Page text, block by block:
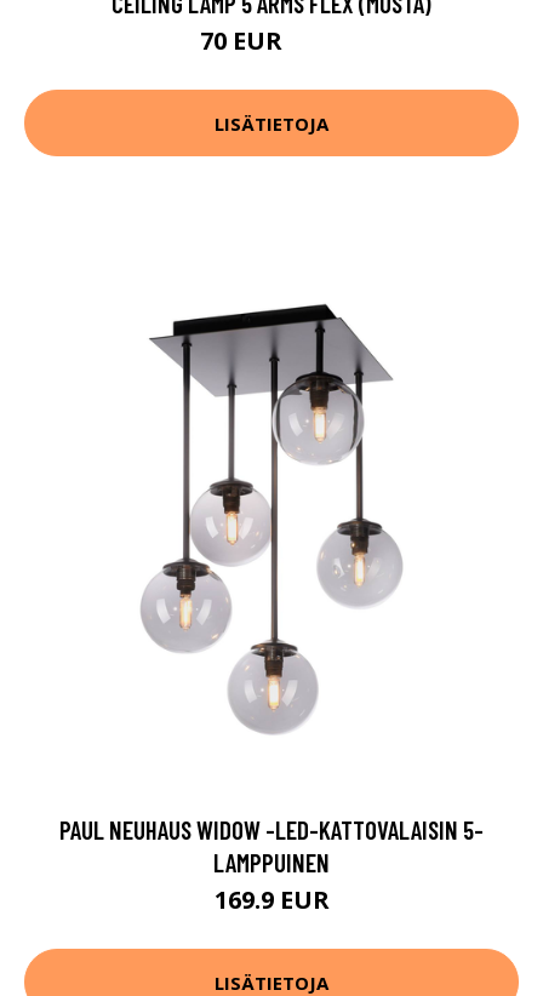
70 EUR
LISÄTIETOJA
PAUL NEUHAUS WIDOW -LED-KATTOVALAISIN 5-
LAMPPUINEN
169.9 EUR
LISÄTIETOJA